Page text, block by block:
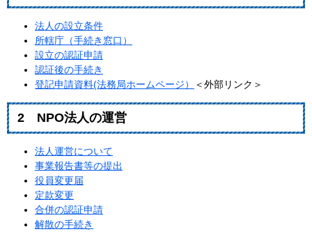
法人の設立条件
所轄庁（手続き窓口）
設立の認証申請
認証後の手続き
登記申請資料(法務局ホームページ）
＜外部リンク＞
2 NPO法人の運営
法人運営について
事業報告書等の提出
役員変更届
定款変更
合併の認証申請
解散の手続き